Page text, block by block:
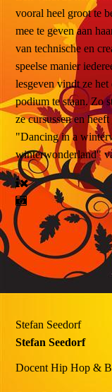
vooral heel groot te
mee te geven aan
van technische en
speelse manier
lesgeven vindt ze
podium te staan. Zo
ze cursussen en
"Dancing in a
winterwonderland"
Stefan Seedorf
Stefan Seedorf
DocentHip Hop &